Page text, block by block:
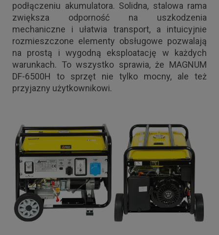
podłączeniu akumulatora. Solidna, stalowa rama
zwiększa odporność na uszkodzenia
mechaniczne i ułatwia transport, a intuicyjnie
rozmieszczone elementy obsługowe pozwalają
na prostą i wygodną eksploatację w każdych
warunkach. To wszystko sprawia, że MAGNUM
DF-6500H to sprzęt nie tylko mocny, ale też
przyjazny użytkownikowi.